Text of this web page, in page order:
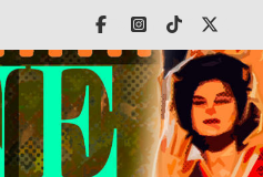
FacebookInstagram
Tiktok